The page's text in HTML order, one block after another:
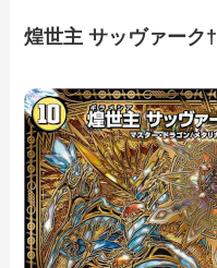
煌世主 サッヴァーク†